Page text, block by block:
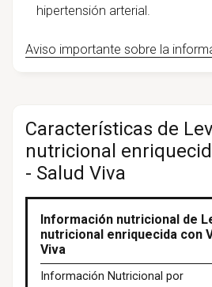
hipertensión arterial.
Aviso importante sobre la
Características de
nutricional
- Salud Viva
Información nutricional de
nutricional enriquecida con
Viva
Información Nutricional por